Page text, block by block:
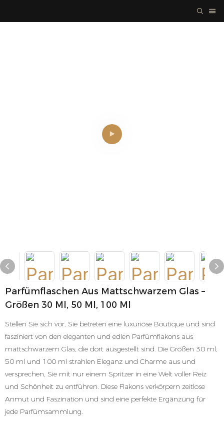
Parfümflaschen Aus Mattschwarzem Glas –
Größen 30 Ml, 50 Ml, 100 Ml
Stellen Sie sich vor, Sie betreten eine luxuriöse Boutique und sind
fasziniert von den eleganten und edlen Parfümflakons aus
mattschwarzem Glas, die dort ausgestellt sind. Die Größen 30 ml,
50 ml und 100 ml strahlen Eleganz und Charme aus und
versprechen, Sie mit nur einem Spritzer in eine Welt voller Reiz
und Schönheit zu entführen. Diese Flakons verkörpern zeitlose
Anmut und Faszination und sind eine perfekte Ergänzung für
jede Parfümsammlung.